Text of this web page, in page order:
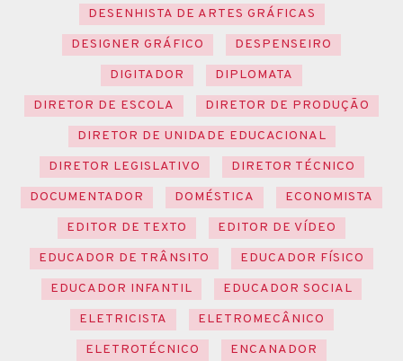
DESENHISTA DE ARTES GRÁFICAS
DESIGNER GRÁFICO
DESPENSEIRO
DIGITADOR
DIPLOMATA
DIRETOR DE ESCOLA
DIRETOR DE PRODUÇÃO
DIRETOR DE UNIDADE EDUCACIONAL
DIRETOR LEGISLATIVO
DIRETOR TÉCNICO
DOCUMENTADOR
DOMÉSTICA
ECONOMISTA
EDITOR DE TEXTO
EDITOR DE VÍDEO
EDUCADOR DE TRÂNSITO
EDUCADOR FÍSICO
EDUCADOR INFANTIL
EDUCADOR SOCIAL
ELETRICISTA
ELETROMECÂNICO
ELETROTÉCNICO
ENCANADOR